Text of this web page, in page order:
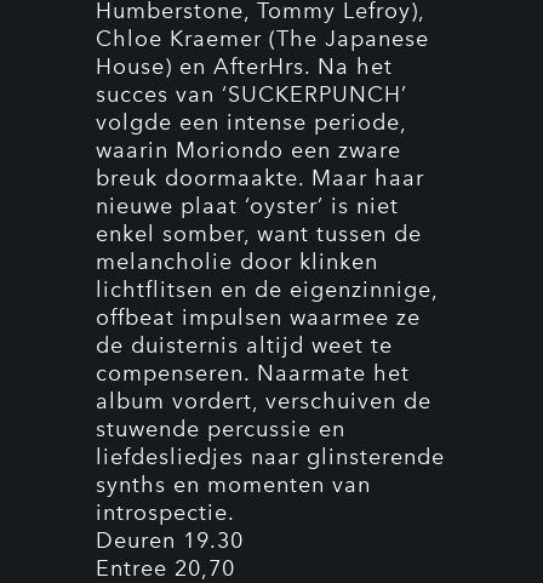
Humberstone, Tommy Lefroy),
Chloe Kraemer (The Japanese
House) en AfterHrs. Na het
succes van ‘SUCKERPUNCH’
volgde een intense periode,
waarin Moriondo een zware
breuk doormaakte. Maar haar
nieuwe plaat ‘oyster’ is niet
enkel somber, want tussen de
melancholie door klinken
lichtflitsen en de eigenzinnige,
offbeat impulsen waarmee ze
de duisternis altijd weet te
compenseren. Naarmate het
album vordert, verschuiven de
stuwende percussie en
liefdesliedjes naar glinsterende
synths en momenten van
introspectie.
Deuren 19.30
Entree 20,70